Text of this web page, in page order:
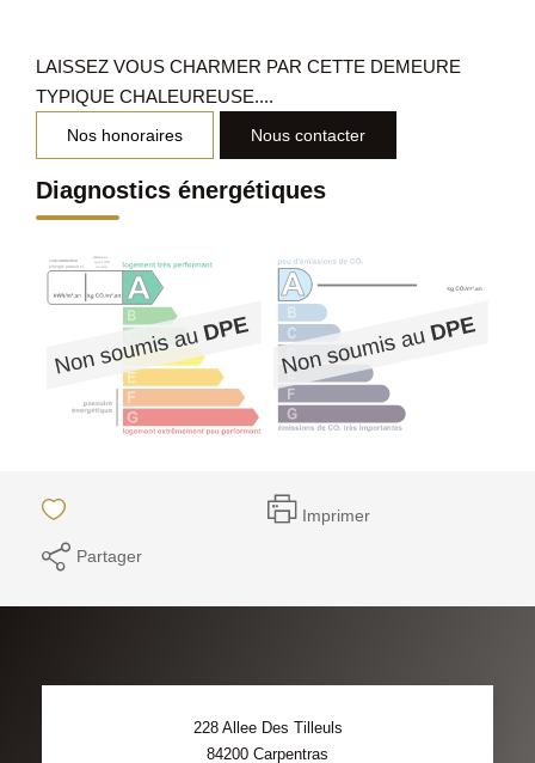
LAISSEZ VOUS CHARMER PAR CETTE DEMEURE
TYPIQUE CHALEUREUSE....
Nos honoraires Nous contacter
Diagnostics énergétiques
Imprimer
Partager
228 Allee Des Tilleuls
84200 Carpentras